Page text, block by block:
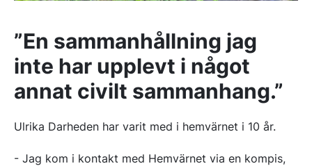
”En sammanhållning jag
inte har upplevt i något
annat civilt sammanhang.”
Ulrika Darheden har varit med i hemvärnet i 10 år.
- Jag kom i kontakt med Hemvärnet via en kompis,